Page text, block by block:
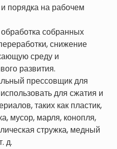
порядка на рабочем
собранных
снижение
среду и
развития.
прессовщик для
для сжатия и
таких как пластик,
мусор, марля, конопля,
стружка, медный
д.